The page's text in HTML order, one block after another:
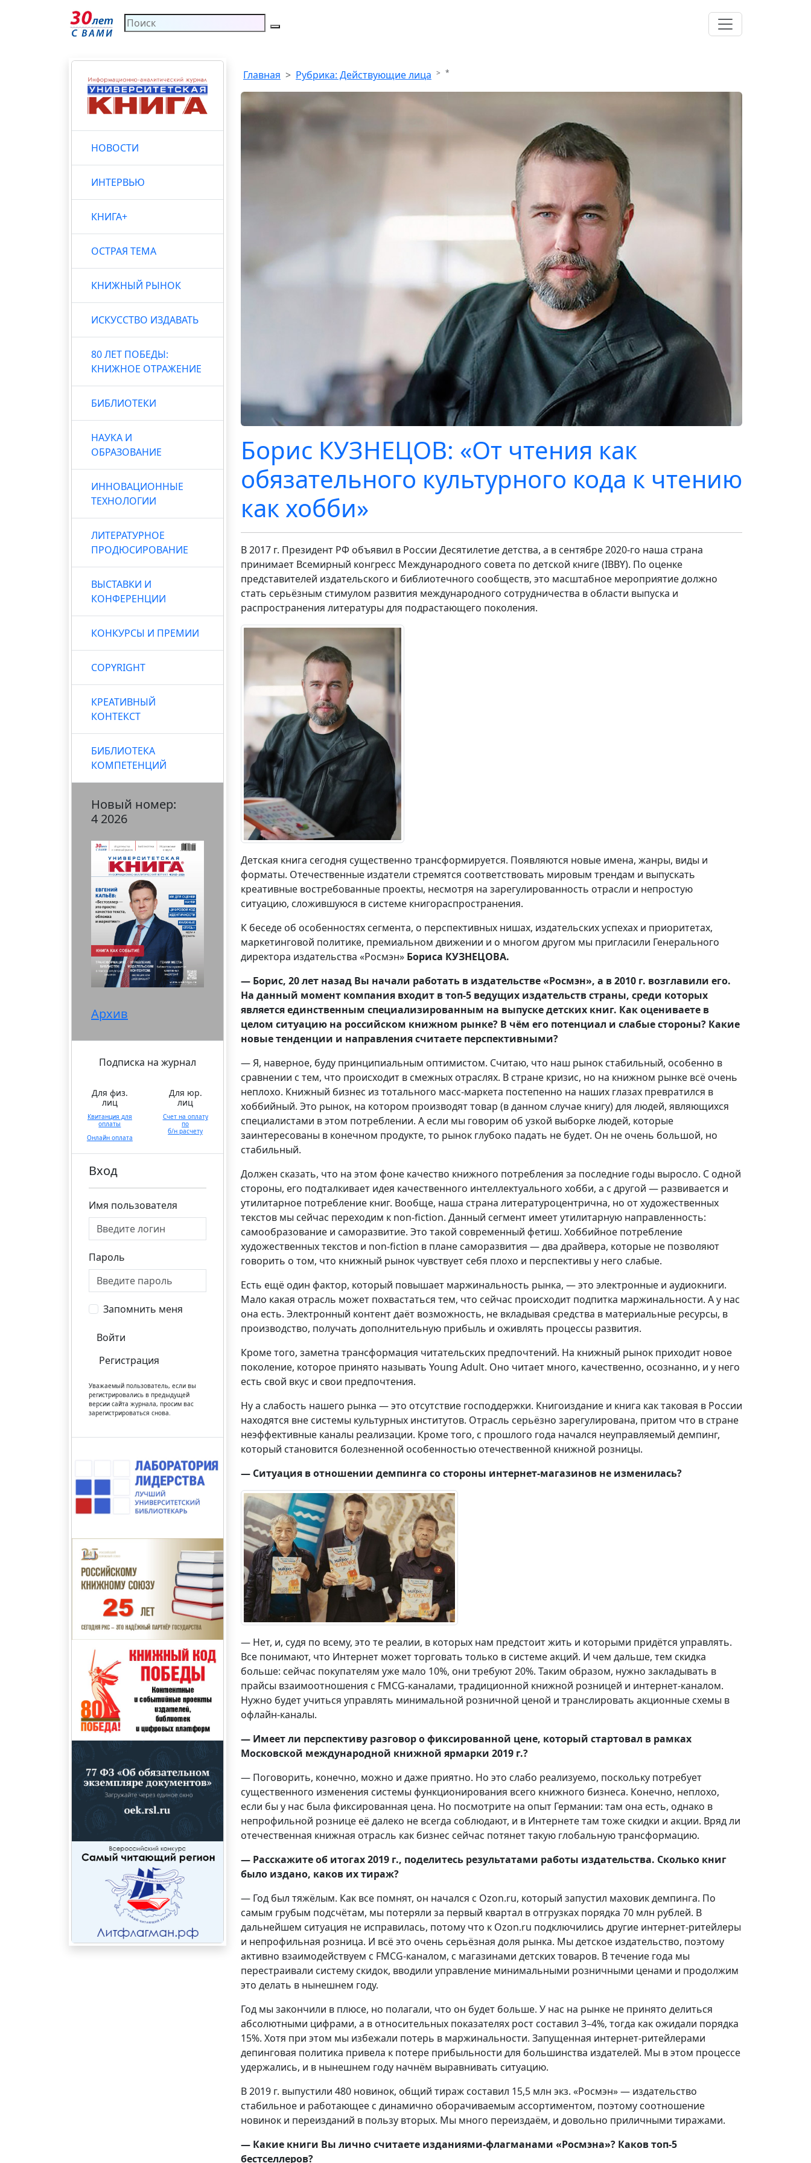
НОВОСТИ
ИНТЕРВЬЮ
КНИГА+
ОСТРАЯ ТЕМА
КНИЖНЫЙ РЫНОК
ИСКУССТВО ИЗДАВАТЬ
80 ЛЕТ ПОБЕДЫ:
КНИЖНОЕ ОТРАЖЕНИЕ
БИБЛИОТЕКИ
НАУКА И
ОБРАЗОВАНИЕ
ИННОВАЦИОННЫЕ
ТЕХНОЛОГИИ
ЛИТЕРАТУРНОЕ
ПРОДЮСИРОВАНИЕ
ВЫСТАВКИ И
КОНФЕРЕНЦИИ
КОНКУРСЫ И ПРЕМИИ
COPYRIGHT
КРЕАТИВНЫЙ
КОНТЕКСТ
БИБЛИОТЕКА
КОМПЕТЕНЦИЙ
Новый номер:
4 2026
Архив
Подписка на журнал
Для физ.
лиц
Квитанция для
оплаты
Онлайн оплата
Для юр.
лиц
Счет на оплату
по
б/н расчету
Вход
Имя пользователя
Пароль
Запомнить меня
Войти
Регистрация
Уважаемый пользователь, если вы
регистрировались в предыдущей
версии сайта журнала, просим вас
зарегистрироваться снова.
Главная Рубрика: Действующие лица *
Борис КУЗНЕЦОВ: «От чтения как
обязательного культурного кода к чтению
как хобби»
В 2017 г. Президент РФ объявил в России Десятилетие детства, а в сентябре 2020-го наша страна
принимает Всемирный конгресс Международного совета по детской книге (IBBY). По оценке
представителей издательского и библиотечного сообществ, это масштабное мероприятие должно
стать серьёзным стимулом развития международного сотрудничества в области выпуска и
распространения литературы для подрастающего поколения.
Детская книга сегодня существенно трансформируется. Появляются новые имена, жанры, виды и
форматы. Отечественные издатели стремятся соответствовать мировым трендам и выпускать
креативные востребованные проекты, несмотря на зарегулированность отрасли и непростую
ситуацию, сложившуюся в системе книгораспространения.
К беседе об особенностях сегмента, о перспективных нишах, издательских успехах и приоритетах,
маркетинговой политике, премиальном движении и о многом другом мы пригласили Генерального
директора издательства «Росмэн» Бориса КУЗНЕЦОВА.
— Борис, 20 лет назад Вы начали работать в издательстве «Росмэн», а в 2010 г. возглавили его.
На данный момент компания входит в топ-5 ведущих издательств страны, среди которых
является единственным специализированным на выпуске детских книг. Как оцениваете в
целом ситуацию на российском книжном рынке? В чём его потенциал и слабые стороны? Какие
новые тенденции и направления считаете перспективными?
— Я, наверное, буду принципиальным оптимистом. Считаю, что наш рынок стабильный, особенно в
сравнении с тем, что происходит в смежных отраслях. В стране кризис, но на книжном рынке всё очень
неплохо. Книжный бизнес из тотального масс-маркета постепенно на наших глазах превратился в
хоббийный. Это рынок, на котором производят товар (в данном случае книгу) для людей, являющихся
специалистами в этом потреблении. А если мы говорим об узкой выборке людей, которые
заинтересованы в конечном продукте, то рынок глубоко падать не будет. Он не очень большой, но
стабильный.
Должен сказать, что на этом фоне качество книжного потребления за последние годы выросло. С одной
стороны, его подталкивает идея качественного интеллектуального хобби, а с другой — развивается и
утилитарное потребление книг. Вообще, наша страна литературоцентрична, но от художественных
текстов мы сейчас переходим к non-fiction. Данный сегмент имеет утилитарную направленность:
самообразование и саморазвитие. Это такой современный фетиш. Хоббийное потребление
художественных текстов и non-fiction в плане саморазвития — два драйвера, которые не позволяют
говорить о том, что книжный рынок чувствует себя плохо и перспективы у него слабые.
Есть ещё один фактор, который повышает маржинальность рынка, — это электронные и аудиокниги.
Мало какая отрасль может похвастаться тем, что сейчас происходит подпитка маржинальности. А у нас
она есть. Электронный контент даёт возможность, не вкладывая средства в материальные ресурсы, в
производство, получать дополнительную прибыль и оживлять процессы развития.
Кроме того, заметна трансформация читательских предпочтений. На книжный рынок приходит новое
поколение, которое принято называть Young Adult. Оно читает много, качественно, осознанно, и у него
есть свой вкус и свои предпочтения.
Ну а слабость нашего рынка — это отсутствие господдержки. Книгоиздание и книга как таковая в России
находятся вне системы культурных институтов. Отрасль серьёзно зарегулирована, притом что в стране
неэффективные каналы реализации. Кроме того, с прошлого года начался неуправляемый демпинг,
который становится болезненной особенностью отечественной книжной розницы.
— Ситуация в отношении демпинга со стороны интернет-магазинов не изменилась?
— Нет, и, судя по всему, это те реалии, в которых нам предстоит жить и которыми придётся управлять.
Все понимают, что Интернет может торговать только в системе акций. И чем дальше, тем скидка
больше: сейчас покупателям уже мало 10%, они требуют 20%. Таким образом, нужно закладывать в
прайсы взаимоотношения с FMCG-каналами, традиционной книжной розницей и интернет-каналом.
Нужно будет учиться управлять минимальной розничной ценой и транслировать акционные схемы в
офлайн-каналы.
— Имеет ли перспективу разговор о фиксированной цене, который стартовал в рамках
Московской международной книжной ярмарки 2019 г.?
— Поговорить, конечно, можно и даже приятно. Но это слабо реализуемо, поскольку потребует
существенного изменения системы функционирования всего книжного бизнеса. Конечно, неплохо,
если бы у нас была фиксированная цена. Но посмотрите на опыт Германии: там она есть, однако в
непрофильной рознице её далеко не всегда соблюдают, и в Интернете там тоже скидки и акции. Вряд ли
отечественная книжная отрасль как бизнес сейчас потянет такую глобальную трансформацию.
— Расскажите об итогах 2019 г., поделитесь результатами работы издательства. Сколько книг
было издано, каков их тираж?
— Год был тяжёлым. Как все помнят, он начался с Ozon.ru, который запустил маховик демпинга. По
самым грубым подсчётам, мы потеряли за первый квартал в отгрузках порядка 70 млн рублей. В
дальнейшем ситуация не исправилась, потому что к Ozon.ru подключились другие интернет-ритейлеры
и непрофильная розница. И всё это очень серьёзная доля рынка. Мы детское издательство, поэтому
активно взаимодействуем с FMCG-каналом, с магазинами детских товаров. В течение года мы
перестраивали систему скидок, вводили управление минимальными розничными ценами и продолжим
это делать в нынешнем году.
Год мы закончили в плюсе, но полагали, что он будет больше. У нас на рынке не принято делиться
абсолютными цифрами, а в относительных показателях рост составил 3–4%, тогда как ожидали порядка
15%. Хотя при этом мы избежали потерь в маржинальности. Запущенная интернет-ритейлерами
депинговая политика привела к потере прибыльности для большинства издателей. Мы в этом процессе
удержались, и в нынешнем году начнём выравнивать ситуацию.
В 2019 г. выпустили 480 новинок, общий тираж составил 15,5 млн экз. «Росмэн» — издательство
стабильное и работающее с динамично оборачиваемым ассортиментом, поэтому соотношение
новинок и переизданий в пользу вторых. Мы много переиздаём, и довольно приличными тиражами.
— Какие книги Вы лично считаете изданиями-флагманами «Росмэна»? Каков топ-5
бестселлеров?